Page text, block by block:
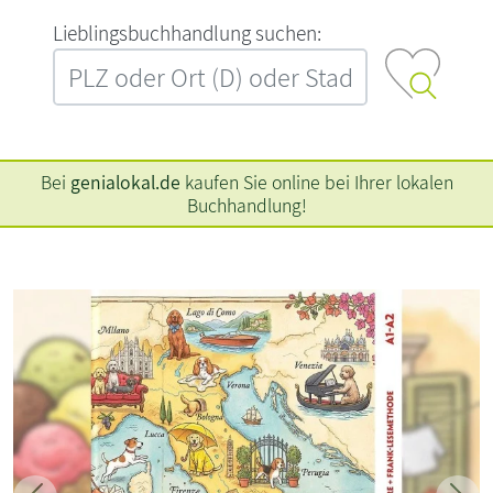
L‍i‍e‍b‍l‍i‍n‍g‍s‍b‍u‍c‍h‍h‍a‍n‍d‍l‍u‍n‍g‍ ‍s‍u‍c‍h‍e‍n‍:‍
Bei genialokal.de kaufen Sie online bei Ihrer lokalen
Buchhandlung!